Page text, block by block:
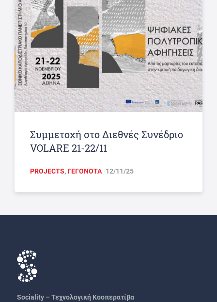
Συμμετοχή στο Διεθνές Συνέδριο
VOLARE 21-22/11
PROJECTS, ΓΕΓΟΝΟΤΑ 12/11/25
Sociality – Τεχνολογική Κοοπερατίβα